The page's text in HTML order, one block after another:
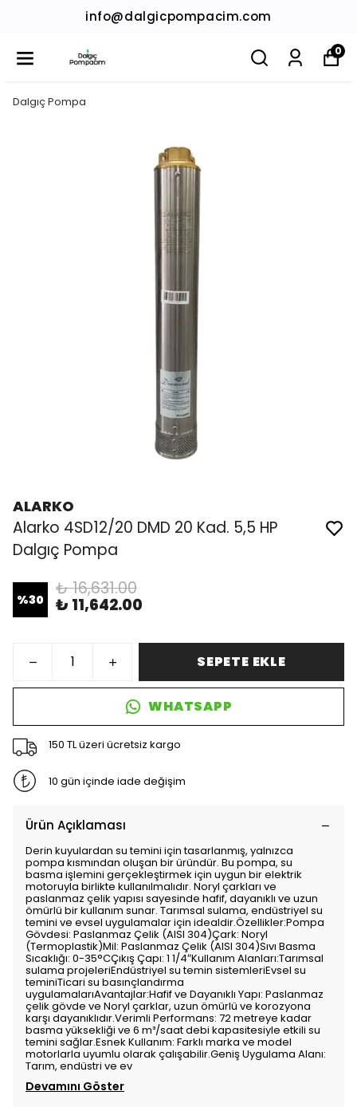
info@dalgicpompacim.com
0
Dalgıç Pompa
ALARKO
Alarko 4SD12/20 DMD 20 Kad. 5,5 HP
Dalgıç Pompa
%30
₺ 16,631.00
₺ 11,642.00
SEPETE EKLE
WHATSAPP
150 TL üzeri ücretsiz kargo
10 gün içinde iade değişim
Ürün Açıklaması
Derin kuyulardan su temini için tasarlanmış, yalnızca
pompa kısmından oluşan bir üründür. Bu pompa, su
basma işlemini gerçekleştirmek için uygun bir elektrik
motoruyla birlikte kullanılmalıdır. Noryl çarkları ve
paslanmaz çelik yapısı sayesinde hafif, dayanıklı ve uzun
ömürlü bir kullanım sunar. Tarımsal sulama, endüstriyel su
temini ve evsel uygulamalar için idealdir.Özellikler:Pompa
Gövdesi: Paslanmaz Çelik (AISI 304)Çark: Noryl
(Termoplastik)Mil: Paslanmaz Çelik (AISI 304)Sıvı Basma
Sıcaklığı: 0-35°CÇıkış Çapı: 1 1/4″Kullanım Alanları:Tarımsal
sulama projeleriEndüstriyel su temin sistemleriEvsel su
teminiTicari su basınçlandırma
uygulamalarıAvantajlar:Hafif ve Dayanıklı Yapı: Paslanmaz
çelik gövde ve Noryl çarklar, uzun ömürlü ve korozyona
karşı dayanıklıdır.Verimli Performans: 72 metreye kadar
basma yüksekliği ve 6 m³/saat debi kapasitesiyle etkili su
temini sağlar.Esnek Kullanım: Farklı marka ve model
motorlarla uyumlu olarak çalışabilir.Geniş Uygulama Alanı:
Tarım, endüstri ve ev
Devamını Göster